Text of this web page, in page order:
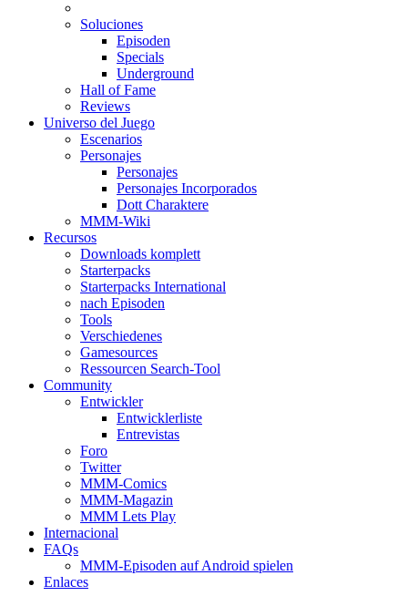
Soluciones
Episoden
Specials
Underground
Hall of Fame
Reviews
Universo del Juego
Escenarios
Personajes
Personajes
Personajes Incorporados
Dott Charaktere
MMM-Wiki
Recursos
Downloads komplett
Starterpacks
Starterpacks International
nach Episoden
Tools
Verschiedenes
Gamesources
Ressourcen Search-Tool
Community
Entwickler
Entwicklerliste
Entrevistas
Foro
Twitter
MMM-Comics
MMM-Magazin
MMM Lets Play
Internacional
FAQs
MMM-Episoden auf Android spielen
Enlaces